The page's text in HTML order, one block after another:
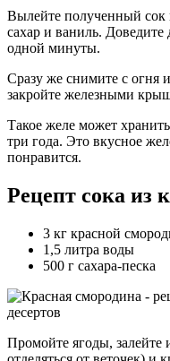
Вылейте полученный сок
сахар и ваниль.
одной минуты.
Сразу же снимите с огня
закройте железными
Такое желе может
три года. Это вкусное
понравится.
Рецепт сока из
3 кг красной
1,5 литра воды
500 г сахара-песка
Промойте ягоды,